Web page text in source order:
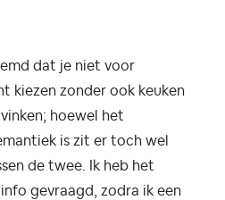
dat je niet voor
kiezen zonder ook keuken
hoewel het
is zit er toch wel
de twee. Ik heb het
gevraagd, zodra ik een